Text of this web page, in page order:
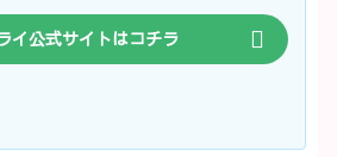
イ公式サイトはコチラ